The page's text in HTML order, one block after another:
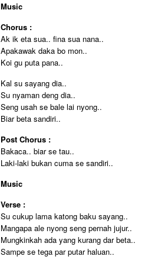
Music
Chorus :
Ak ik eta sua.. fina sua nana..
Apakawak daka bo mon..
Koi gu puta pana..
Kal su sayang dia..
Su nyaman deng dia..
Seng usah se bale lai nyong..
Biar beta sandiri..
Post Chorus :
Bakaca.. biar se tau..
Laki-laki bukan cuma se sandiri..
Music
Verse :
Su cukup lama katong baku sayang..
Mangapa ale nyong seng pernah jujur..
Mungkinkah ada yang kurang dar beta..
Sampe se tega par putar haluan..